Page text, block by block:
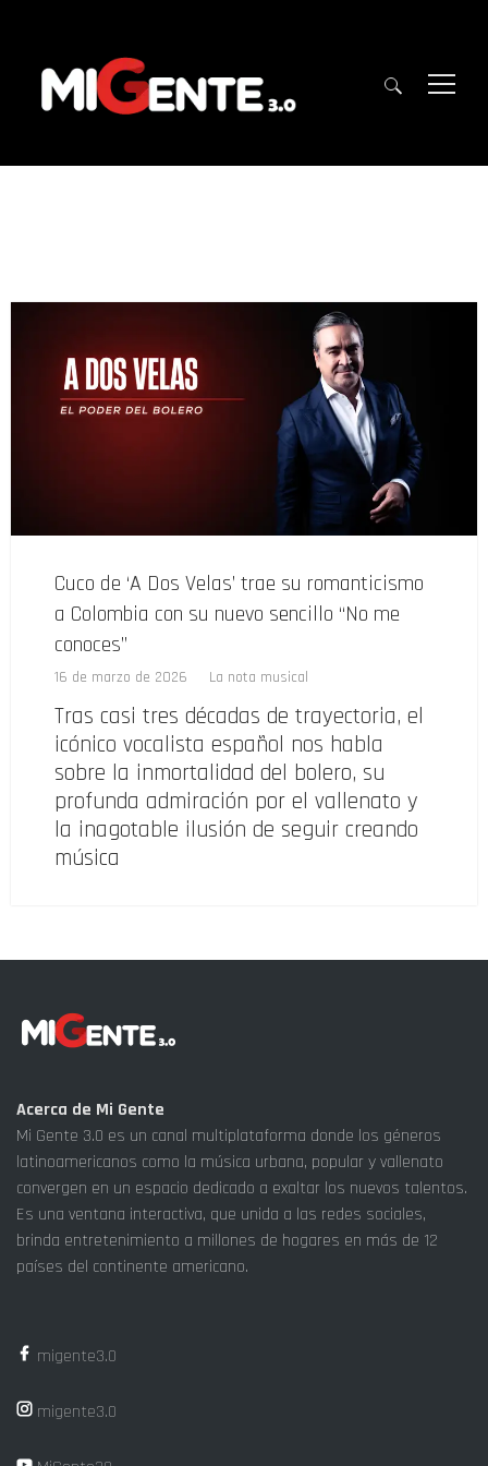
Cuco de ‘A Dos Velas’ trae su romanticismo
a Colombia con su nuevo sencillo “No me
conoces”
16 de marzo de 2026 La nota musical
Tras casi tres décadas de trayectoria, el
icónico vocalista español nos habla
sobre la inmortalidad del bolero, su
profunda admiración por el vallenato y
la inagotable ilusión de seguir creando
música
Acerca de Mi Gente
Mi Gente 3.0 es un canal multiplataforma donde los géneros
latinoamericanos como la música urbana, popular y vallenato
convergen en un espacio dedicado a exaltar los nuevos talentos.
Es una ventana interactiva, que unida a las redes sociales,
brinda entretenimiento a millones de hogares en más de 12
países del continente americano.
migente3.0
migente3.0